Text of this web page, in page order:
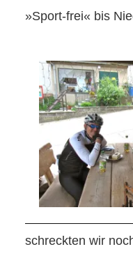
»Sport-frei« bis
schreckten wir